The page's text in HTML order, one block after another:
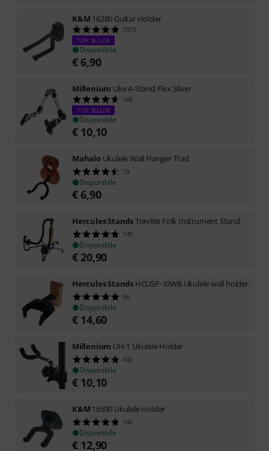
K&M 16280 Guitar Holder
7579
TOP SELLER
Disponibile
€ 6,90
Millenium Uke A-Stand Flex Silver
168
TOP SELLER
Disponibile
€ 10,10
Mahalo Ukulele Wall Hanger Trad
19
Disponibile
€ 6,90
Hercules StandsTravlite Folk Instrument Stand
145
Disponibile
€ 20,90
Hercules Stands HCUSP-10WB Ukulele wall holder
56
Disponibile
€ 14,60
Millenium UH-1 Ukulele Holder
433
Disponibile
€ 10,10
K&M 16590 Ukulele Holder
145
Disponibile
€ 12,90